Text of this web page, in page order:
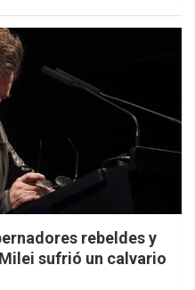
rebeldes y
sufrió un calvario